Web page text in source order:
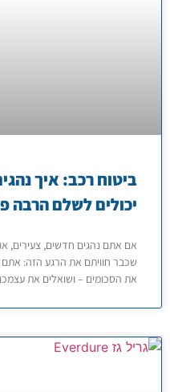
ביטוח רכב: איך
יכולים לשלם הרבה
אם אתם נהגים חדשים, צעירים,
שכבר חוויתם את הרגע הזה: אתם
את הסכומים – ושואלים את